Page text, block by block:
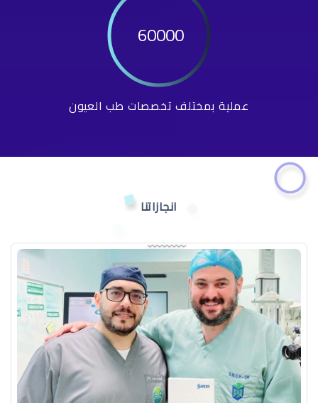
60000
عملية بمختلف تخصصات طب العيون
انجازاتنا